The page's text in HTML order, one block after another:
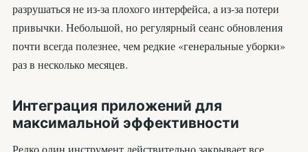
разрушаться не из-за плохого интерфейса, а из-за потери
привычки. Небольшой, но регулярный сеанс обновления
почти всегда полезнее, чем редкие «генеральные уборки»
раз в несколько месяцев.
Интеграция приложений для
максимальной эффективности
Редко один инструмент действительно закрывает все